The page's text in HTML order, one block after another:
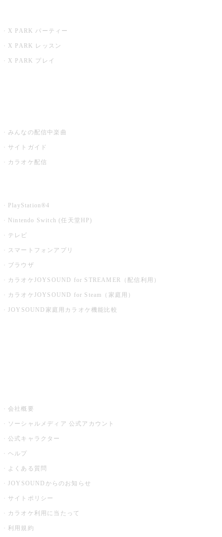
X PARK パーティー
X PARK レッスン
X PARK プレイ
みんなの配信中楽曲
サイトガイド
カラオケ配信
PlayStation®4
Nintendo Switch (任天堂HP)
テレビ
スマートフォンアプリ
ブラウザ
カラオケJOYSOUND for STREAMER（配信利用）
カラオケJOYSOUND for Steam（家庭用）
JOYSOUND家庭用カラオケ機能比較
会社概要
ソーシャルメディア 公式アカウント
公式キャラクター
ヘルプ
よくある質問
JOYSOUNDからのお知らせ
サイトポリシー
カラオケ利用に当たって
利用規約